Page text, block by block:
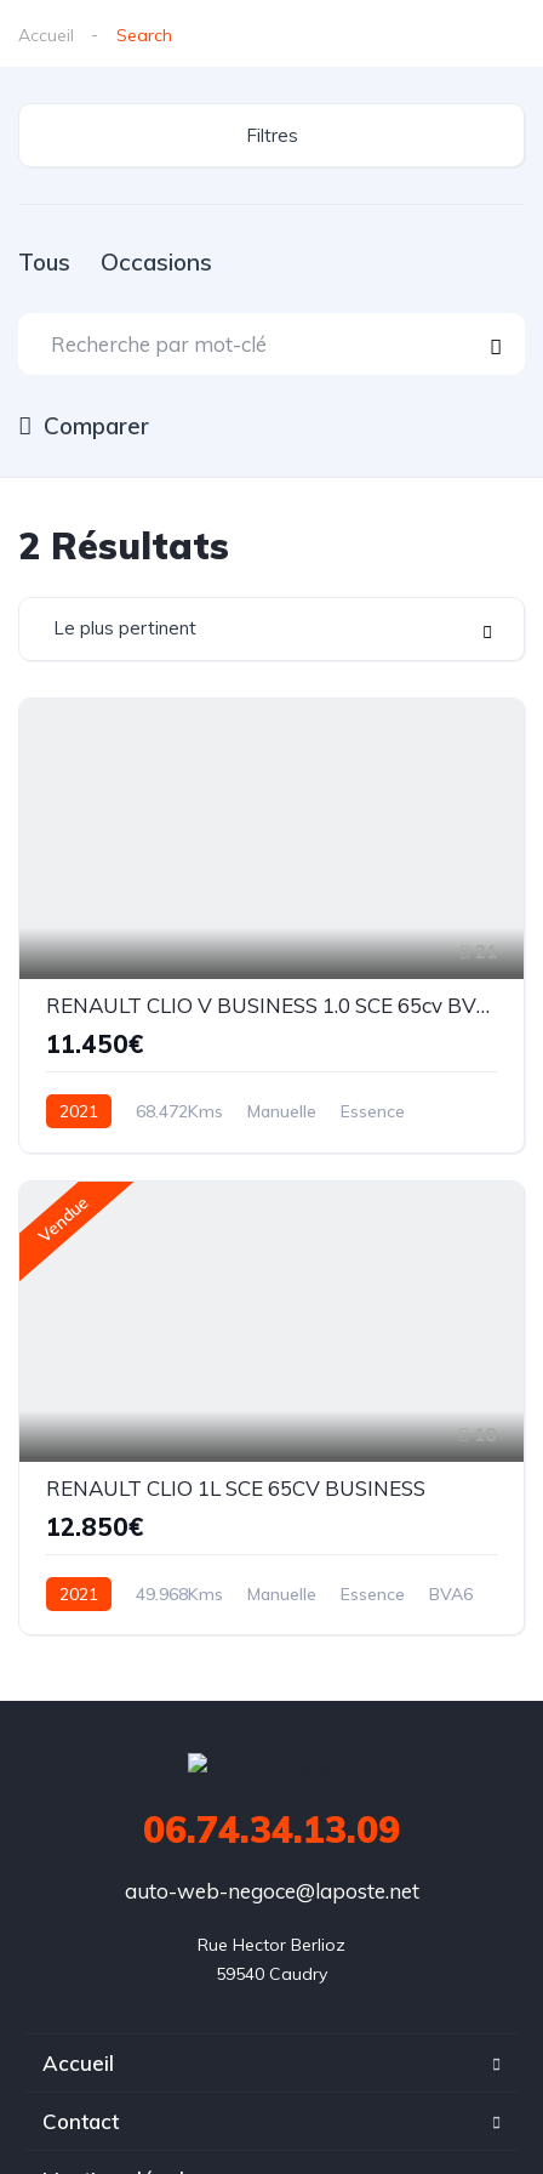
Accueil Search
Filtres
Tous Occasions
Comparer
2 Résultats
Le plus pertinent
21
RENAULT CLIO V BUSINESS 1.0 SCE 65cv BVM5
11.450€
2021 68.472Kms Manuelle
Essence
Vendue
18
RENAULT CLIO 1L SCE 65CV BUSINESS
12.850€
2021 49.968Kms Manuelle Essence BVA6
06.74.34.13.09
auto-web-negoce@laposte.net
Rue Hector Berlioz
59540 Caudry
Accueil
Contact